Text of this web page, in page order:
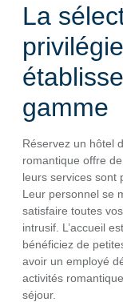
La
gamme
Réservez un hôtel
romantique offre
leurs services sont
Leur personnel se
satisfaire toutes
intrusif. L’accueil
bénéficiez de
avoir un employé
activités
séjour.